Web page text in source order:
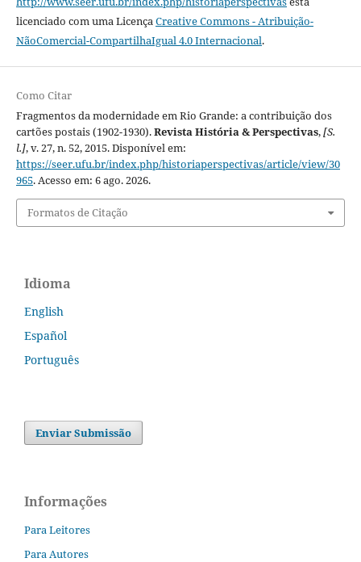
licenciado com uma LicençaCreative Commons - Atribuição-
NãoComercial-CompartilhaIgual 4.0 Internacional.
Como Citar
Fragmentos da modernidade em Rio Grande: a contribuição dos
cartões postais (1902-1930).Revista História & Perspectivas,[S.
l.], v. 27, n. 52, 2015. Disponível em:
https://seer.ufu.br/index.php/historiaperspectivas/article/view/30
965. Acesso em: 6 ago. 2026.
Formatos de Citação
Idioma
English
Español
Português
Enviar Submissão
Informações
Para Leitores
Para Autores